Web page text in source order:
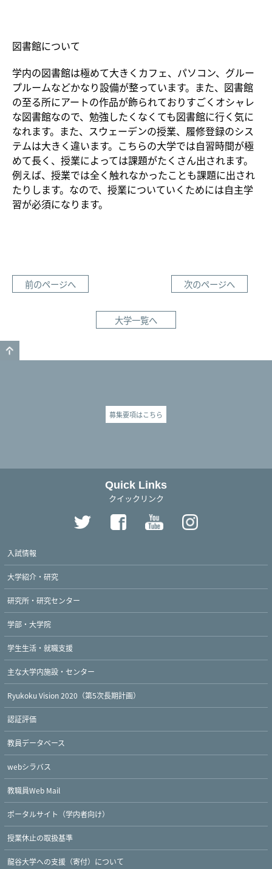
図書館について
学内の図書館は極めて大きくカフェ、パソコン、グルー
プルームなどかなり設備が整っています。また、図書館
の至る所にアートの作品が飾られておりすごくオシャレ
な図書館なので、勉強したくなくても図書館に行く気に
なれます。また、スウェーデンの授業、履修登録のシス
テムは大きく違います。こちらの大学では自習時間が極
めて長く、授業によっては課題がたくさん出されます。
例えば、授業では全く触れなかったことも課題に出され
たりします。なので、授業についていくためには自主学
習が必須になります。
前のページへ 次のページへ
大学一覧へ
募集要項はこちら
Quick Links
クイックリンク
入試情報
大学紹介・研究
研究所・研究センター
学部・大学院
学生生活・就職支援
主な大学内施設・センター
Ryukoku Vision 2020（第5次長期計画）
認証評価
教員データベース
webシラバス
教職員Web Mail
ポータルサイト（学内者向け）
授業休止の取扱基準
龍谷大学への支援（寄付）について